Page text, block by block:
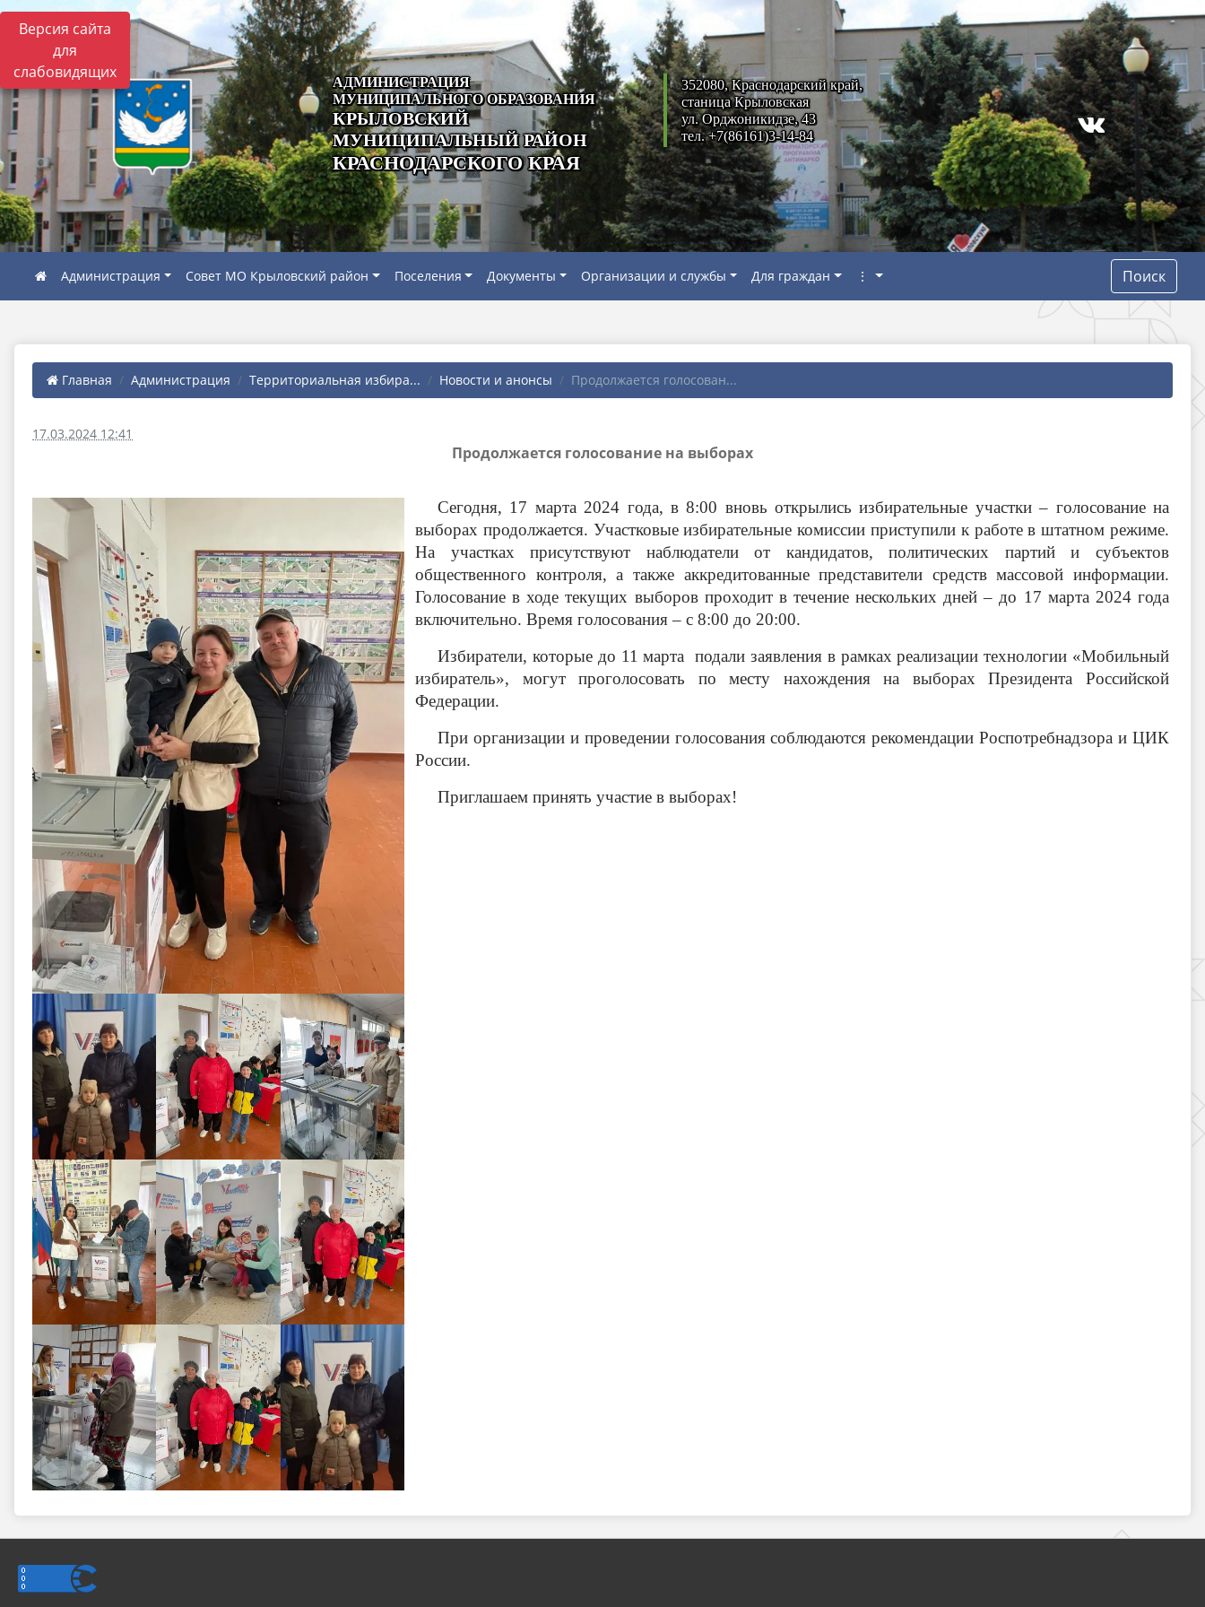
Версия сайта
для
слабовидящих
АДМИНИСТРАЦИЯ
МУНИЦИПАЛЬНОГО ОБРАЗОВАНИЯ
КРЫЛОВСКИЙ
МУНИЦИПАЛЬНЫЙ РАЙОН
КРАСНОДАРСКОГО КРАЯ
352080, Краснодарский край,
станица Крыловская
ул. Орджоникидзе, 43
тел. +7(86161)3-14-84
Администрация Совет МО Крыловский район Поселения Документы Организации и службы Для граждан ⋮ Поиск
Главная Администрация Территориальная избира... Новости и анонсы Продолжается голосован...
17.03.2024 12:41
Продолжается голосование на выборах
Сегодня, 17 марта 2024 года, в 8:00 вновь открылись избирательные участки – голосование на
выборах продолжается. Участковые избирательные комиссии приступили к работе в штатном режиме.
На участках присутствуют наблюдатели от кандидатов, политических партий и субъектов
общественного контроля, а также аккредитованные представители средств массовой информации.
Голосование в ходе текущих выборов проходит в течение нескольких дней – до 17 марта 2024 года
включительно. Время голосования – с 8:00 до 20:00.
Избиратели, которые до 11 марта подали заявления в рамках реализации технологии «Мобильный
избиратель», могут проголосовать по месту нахождения на выборах Президента Российской
Федерации.
При организации и проведении голосования соблюдаются рекомендации Роспотребнадзора и ЦИК
России.
Приглашаем принять участие в выборах!